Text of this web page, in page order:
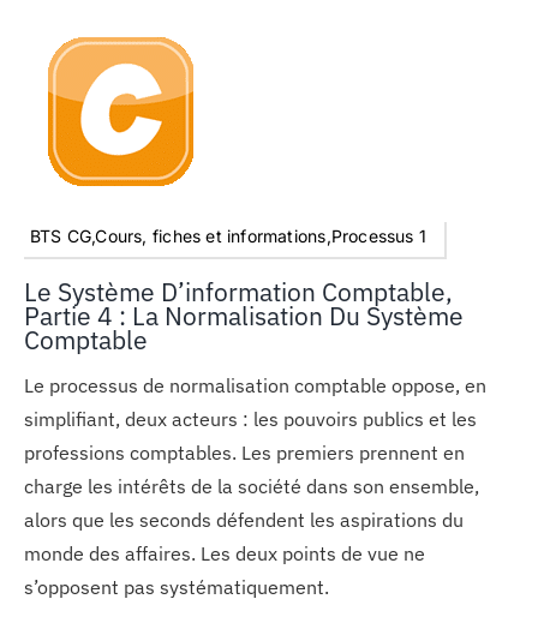
BTS CG,Cours, fiches et informations,Processus 1
Le Système D’information Comptable,
Partie 4 : La Normalisation Du Système
Comptable
Le processus de normalisation comptable oppose, en
simplifiant, deux acteurs : les pouvoirs publics et les
professions comptables. Les premiers prennent en
charge les intérêts de la société dans son ensemble,
alors que les seconds défendent les aspirations du
monde des affaires. Les deux points de vue ne
s’opposent pas systématiquement.